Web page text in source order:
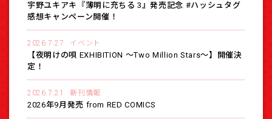
宇野ユキアキ『薄明に充ちる 3』発売記念 #ハッシュタグ
感想キャンペーン開催！
2026.7.27 イベント
【夜明けの唄 EXHIBITION 〜Two Million Stars〜】開催決
定！
2026.7.21 新刊情報
2026年9月発売 from RED COMICS